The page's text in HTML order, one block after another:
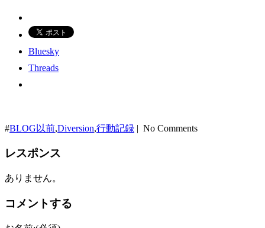
Bluesky
Threads
#BLOG以前,Diversion,行動記録 | No Comments
レスポンス
ありません。
コメントする